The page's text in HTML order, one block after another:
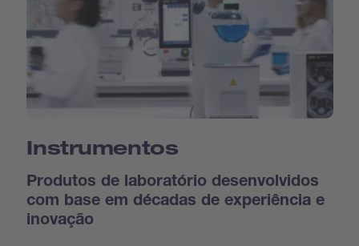
Instrumentos
Produtos de laboratório desenvolvidos
com base em décadas de experiência e
inovação